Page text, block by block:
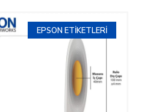
EPSON ETIKETLERI